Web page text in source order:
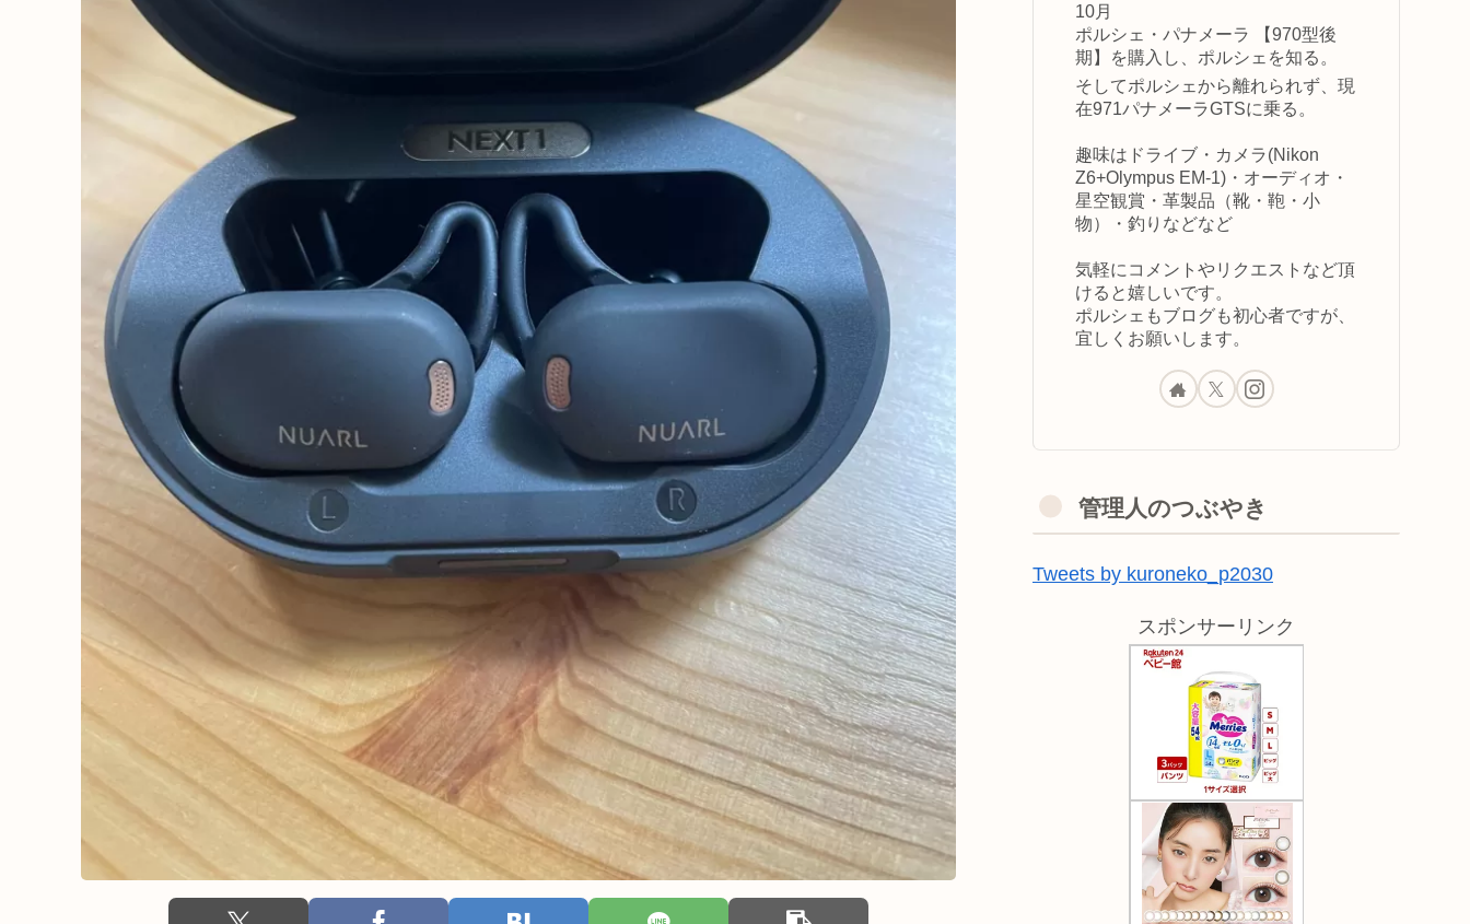
10月
ポルシェ・パナメーラ 【970型後
期】を購入し、ポルシェを知る。
そしてポルシェから離れられず、現
在971パナメーラGTSに乗る。
趣味はドライブ・カメラ(Nikon
Z6+Olympus EM-1)・オーディオ・
星空観賞・革製品（靴・鞄・小
物）・釣りなどなど
気軽にコメントやリクエストなど頂
けると嬉しいです。
ポルシェもブログも初心者ですが、
宜しくお願いします。
管理人のつぶやき
Tweets by kuroneko_p2030
スポンサーリンク